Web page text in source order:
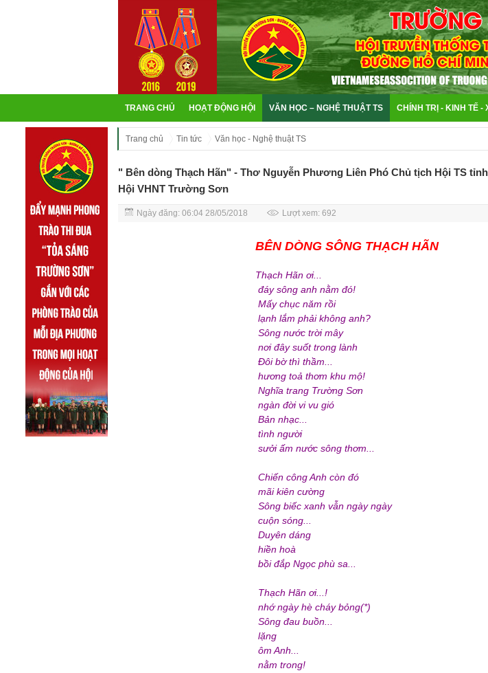
TRANG CHỦ HOẠT ĐỘNG HỘI VĂN HỌC – NGHỆ THUẬT TS CHÍNH TRỊ - KINH TẾ -
Trang chủ Tin tức Văn học - Nghệ thuật TS
" Bên dòng Thạch Hãn" - Thơ Nguyễn Phương Liên Phó Chủ tịch Hội TS
Hội VHNT Trường Sơn
Ngày đăng: 06:04 28/05/2018 Lượt xem: 692
BÊN DÒNG SÔNG THẠCH HÃN
Thạch Hãn ơi...
đáy sông anh nằm đó!
Mấy chục năm rồi
lạnh lắm phải không anh?
Sông nước trời mây
nơi đây suốt trong lành
Đôi bờ thì thầm...
hương toả thơm khu mộ!
Nghĩa trang Trường Sơn
ngàn đời vi vu gió
Bản nhạc...
tình người
sưởi ấm nước sông thơm...
Chiến công Anh còn đó
mãi kiên cường
Sông biếc xanh vẫn ngày ngày
cuộn sóng...
Duyên dáng
hiền hoà
bồi đắp Ngọc phù sa...
Thạch Hãn ơi...!
nhớ ngày hè cháy bỏng(*)
Sông đau buồn...
lặng
ôm Anh...
nằm trong!